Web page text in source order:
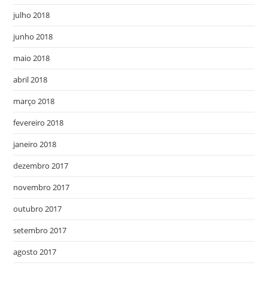
julho 2018
junho 2018
maio 2018
abril 2018
março 2018
fevereiro 2018
janeiro 2018
dezembro 2017
novembro 2017
outubro 2017
setembro 2017
agosto 2017